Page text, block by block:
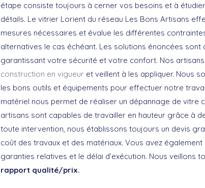
étape consiste toujours à cerner vos besoins et à
détails. Le vitrier Lorient du réseau Les Bons Artisans
mesures nécessaires et évalue les différentes
alternatives le cas échéant. Les solutions énoncées
garantissant votre sécurité et votre confort. Nos
construction en vigueur et veillent à les appliquer. Nous
les bons outils et équipements pour effectuer notre
matériel nous permet de réaliser un dépannage de vitre
artisans sont capables de travailler en hauteur grâce à
toute intervention, nous établissons toujours un devis
coût des travaux et des matériaux. Vous avez
garanties relatives et le délai d’exécution. Nous veillons
rapport qualité/prix.